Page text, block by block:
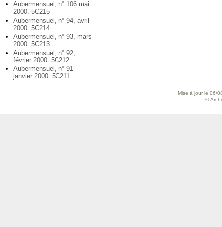
Aubermensuel, n° 106 mai
2000. 5C215
Aubermensuel, n° 94, avril
2000. 5C214
Aubermensuel, n° 93, mars
2000. 5C213
Aubermensuel, n° 92,
février 2000. 5C212
Aubermensuel, n° 91
janvier 2000. 5C211
Mise à jour le 06/
©